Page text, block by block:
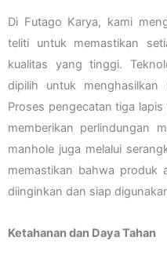
Di Futago Karya, kami
teliti untuk memastikan
kualitas yang tinggi.
dipilih untuk menghasilkan
Proses pengecatan tiga
memberikan perlindungan
manhole juga melalui
memastikan bahwa produk
diinginkan dan siap
Ketahanan dan Daya Tahan